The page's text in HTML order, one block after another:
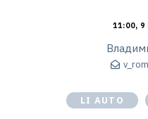
11:00,
LI AUTO